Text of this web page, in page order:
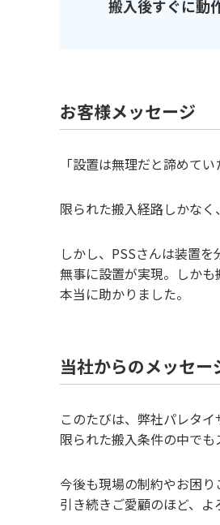
搬入後すぐに動
お客様メッセージ
「設置は無理だと諦めて
限られた搬入経路しかなく
しかし、PSSさんは装置
無事に設置が実現。しかも
本当に助かりました。
当社からのメッセー
このたびは、弊社パレタ
限られた搬入条件の中でも
今後も現場の制約やお困り
引き続きご愛顧のほど、よ